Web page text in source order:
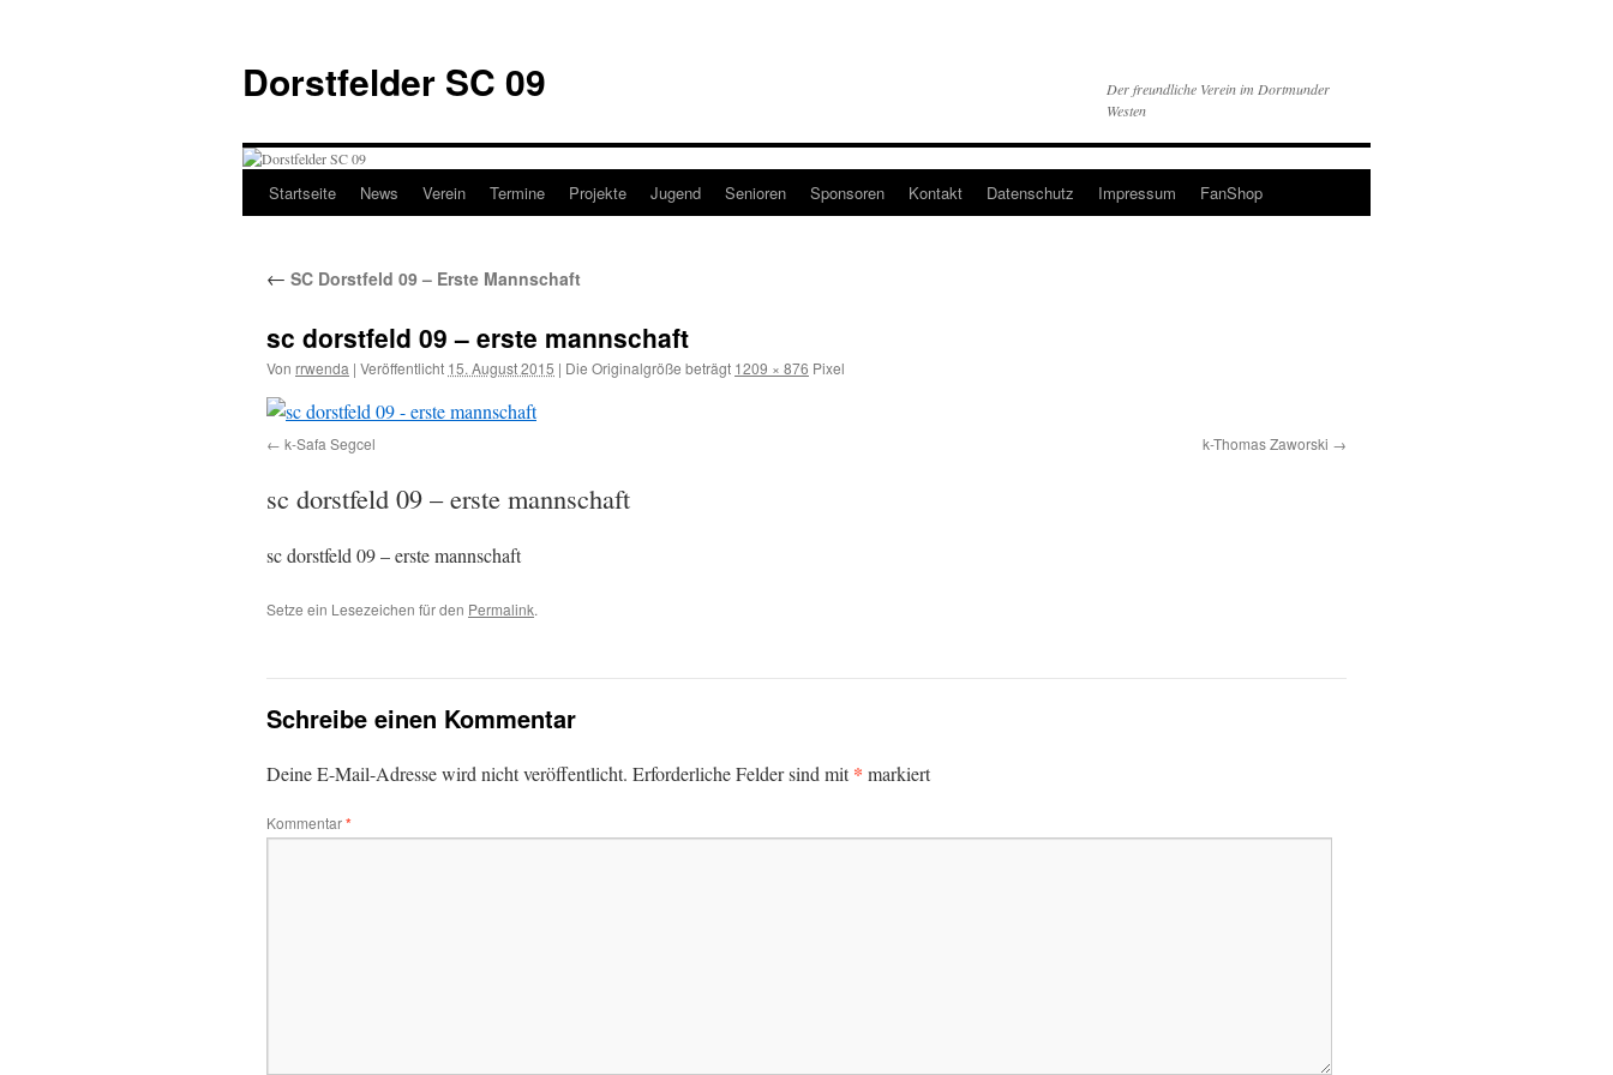
springen
Dorstfelder SC 09
Der freundliche Verein im Dortmunder
Westen
Startseite News Verein Termine Projekte Jugend Senioren Sponsoren Kontakt Datenschutz Impressum FanShop
← SC Dorstfeld 09 – Erste Mannschaft
sc dorstfeld 09 – erste mannschaft
Von rrwenda | Veröffentlicht 15. August 2015 | Die Originalgröße beträgt 1209 × 876 Pixel
k-Safa Segcel k-Thomas Zaworski
sc dorstfeld 09 – erste mannschaft
sc dorstfeld 09 – erste mannschaft
Setze ein Lesezeichen für den Permalink.
Schreibe einen Kommentar
Deine E-Mail-Adresse wird nicht veröffentlicht. Erforderliche Felder sind mit* markiert
Kommentar*